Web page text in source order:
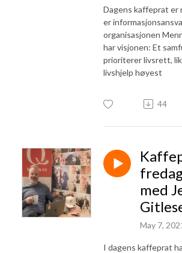
Dagens kaffeprat er
er
organisasjonen
har visjonen: Et
prioriterer livsrett,
livshjelp høyest
44
med
May 7,
I dagens kaffeprat